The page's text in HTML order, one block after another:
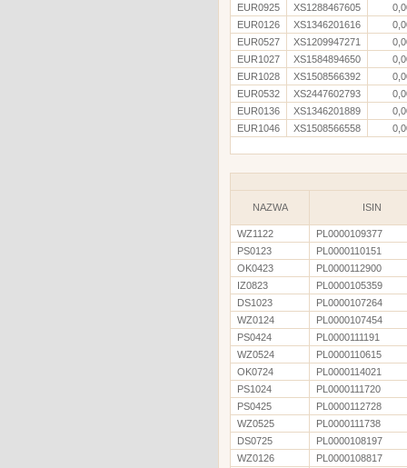
EUR0925
XS1288467605
EUR0126
XS1346201616
EUR0527
XS1209947271
EUR1027
XS1584894650
EUR1028
XS1508566392
EUR0532
XS2447602793
EUR0136
XS1346201889
EUR1046
XS1508566558
NAZWA ISIN
WZ1122
PL0000109377
PS0123
PL0000110151
OK0423
PL0000112900
IZ0823
PL0000105359
DS1023
PL0000107264
WZ0124
PL0000107454
PS0424
PL0000111191
WZ0524
PL0000110615
OK0724
PL0000114021
PS1024
PL0000111720
PS0425
PL0000112728
WZ0525
PL0000111738
DS0725
PL0000108197
WZ0126
PL0000108817